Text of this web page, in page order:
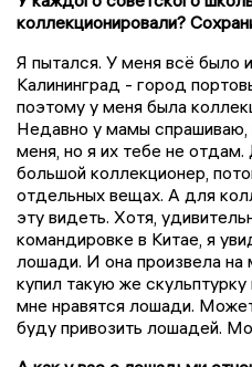
коллекционировали?
Я пытался. У меня всё было
Калининград - город
поэтому у меня была
Недавно у мамы спрашиваю,
меня, но я их тебе не отдам.
большой коллекционер,
отдельных вещах. А для
эту видеть. Хотя,
командировке в Китае, я
лошади. И она произвела на
купил такую же
мне нравятся лошади.
буду привозить лошадей.